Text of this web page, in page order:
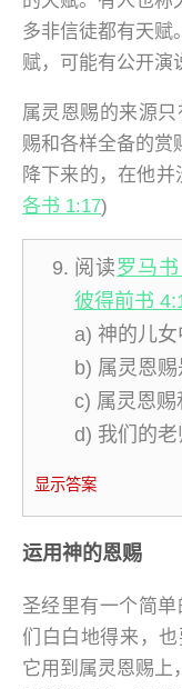
多非信徒都有天赋
赋，可能有公开演
属灵恩赐的来源
赐和各样全备的赏
降下来的，在他
各书 1:17)
阅读罗马
彼得前书
a) 神的儿女
b) 属灵恩赐
c) 属灵恩赐
d) 我们的老
显示答案
运用神的恩赐
圣经里有一个简
们白白地得来，
它用到属灵恩赐上